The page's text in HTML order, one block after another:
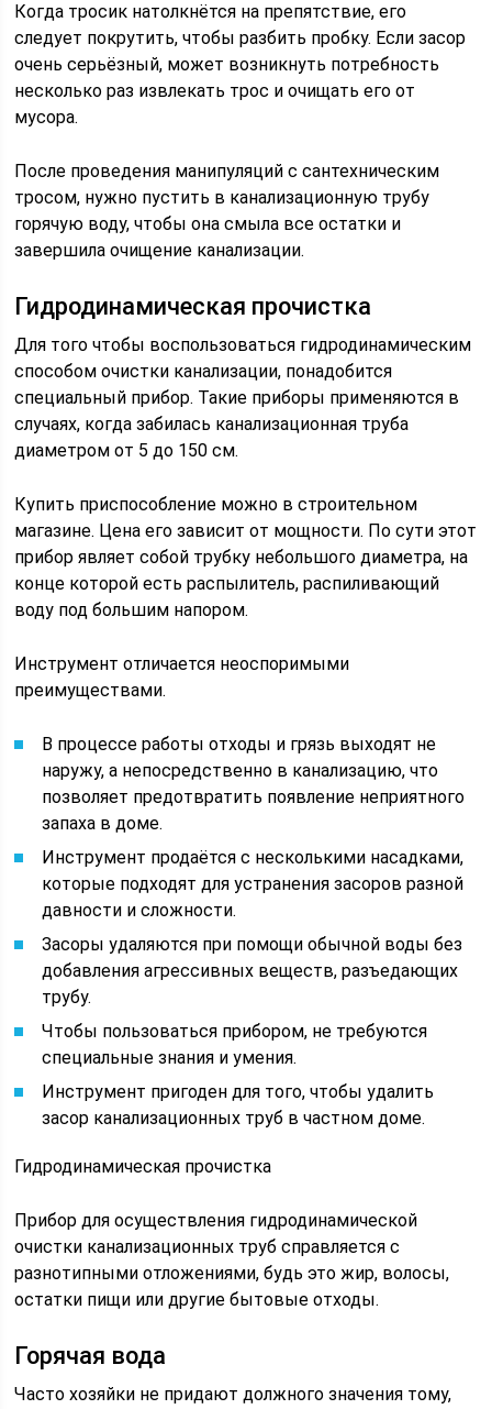
Когда тросик натолкнётся на препятствие, его
следует покрутить, чтобы разбить пробку. Если засор
очень серьёзный, может возникнуть потребность
несколько раз извлекать трос и очищать его от
мусора.
После проведения манипуляций с сантехническим
тросом, нужно пустить в канализационную трубу
горячую воду, чтобы она смыла все остатки и
завершила очищение канализации.
Гидродинамическая прочистка
Для того чтобы воспользоваться гидродинамическим
способом очистки канализации, понадобится
специальный прибор. Такие приборы применяются в
случаях, когда забилась канализационная труба
диаметром от 5 до 150 см.
Купить приспособление можно в строительном
магазине. Цена его зависит от мощности. По сути этот
прибор являет собой трубку небольшого диаметра, на
конце которой есть распылитель, распиливающий
воду под большим напором.
Инструмент отличается неоспоримыми
преимуществами.
В процессе работы отходы и грязь выходят не
наружу, а непосредственно в канализацию, что
позволяет предотвратить появление неприятного
запаха в доме.
Инструмент продаётся с несколькими насадками,
которые подходят для устранения засоров разной
давности и сложности.
Засоры удаляются при помощи обычной воды без
добавления агрессивных веществ, разъедающих
трубу.
Чтобы пользоваться прибором, не требуются
специальные знания и умения.
Инструмент пригоден для того, чтобы удалить
засор канализационных труб в частном доме.
Гидродинамическая прочистка
Прибор для осуществления гидродинамической
очистки канализационных труб справляется с
разнотипными отложениями, будь это жир, волосы,
остатки пищи или другие бытовые отходы.
Горячая вода
Часто хозяйки не придают должного значения тому,